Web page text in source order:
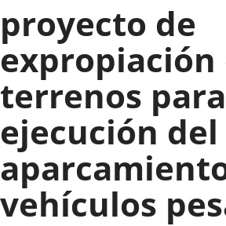
proyecto de
expropiación
terrenos
ejecución del
vehículos